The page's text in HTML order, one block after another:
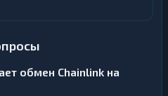
обмен Chainlink на